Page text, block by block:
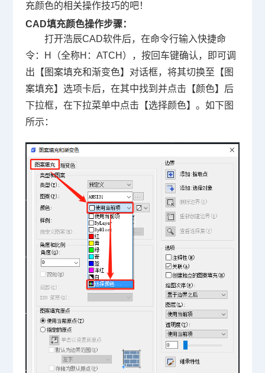
充颜色的相关操作技巧的吧！
CAD填充颜色操作步骤：
打开浩辰CAD软件后，在命令行输入快捷命
令：H（全称H：ATCH），按回车键确认，即可调
出【图案填充和渐变色】对话框，将其切换至【图
案填充】选项卡后，在其中找到并点击【颜色】后
下拉框，在下拉菜单中点击【选择颜色】。如下图
所示：